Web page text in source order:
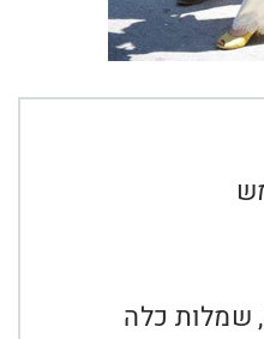
, שמלות כלה